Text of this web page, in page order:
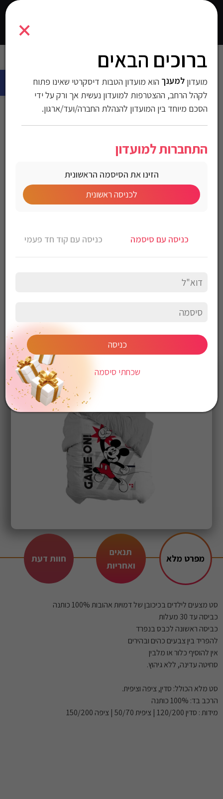
×
ברוכים הבאים
מועדוןלמענך הוא מועדון הטבות דיסקרטי שאינו פתוח
לקהל הרחב, ההצטרפות למועדון נעשית אך ורק על ידי
הסכם מיוחד בין המועדון להנהלת החברה/ועד/ארגון.
התחברות למועדון
הזינו את הסיסמה הראשונית
לכניסה ראשונית
כניסה עם סיסמה כניסה עם קוד חד פעמי
כניסה
שכחתי סיסמה
7297425698490
>טקסטיל
סט מצעים מיטה וחצי
100% כותנה דגם מיקי
משחק
מפרט מלא
תנאים
ואחריות
חוות דעת
סט מצעים לילדים בכיכובן של דמויות אהובות 100% כותנה
כביסה עד 30 מעלות
כביסה ראשונה לכבס בנפרד
להפריד בין צבעים כהים ובהירים
אין להוסיף כלור או מלבין
סחיטה עדינה, ללא גיהוץ.
סט מלא הכולל: סדין, ציפה וציפית.
הרכב בד: 100% כותנה
מידות : סדין 120/200 | ציפית 50/70 | ציפה 150/200